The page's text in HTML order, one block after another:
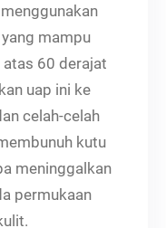
mampu
60 derajat
uap ini ke
celah-celah
kutu
meninggalkan
permukaan